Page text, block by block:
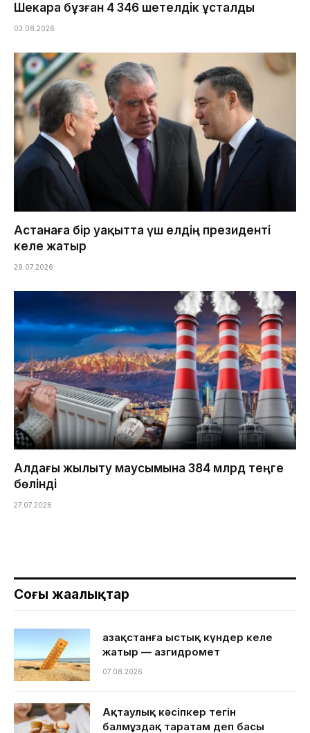
Шекара бұзған 4 346 шетелдік ұсталды
03.08.2026
Астанаға бір уақытта үш елдің президенті
келе жатыр
29.07.2026
Алдағы жылыту маусымына 384 млрд теңге
бөлінді
27.07.2026
Соңғы жаңалықтар
Қазақстанға ыстық күндер келе
жатыр — Қазгидромет
07.08.2026
Ақтаулық кәсіпкер тегін
балмұздақ таратам деп басы